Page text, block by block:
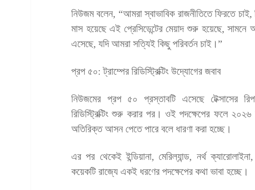
নিউজম বলেন, “আমরা স্বাভাবিক রাজনীতিতে ফিরতে
মাস হয়েছে এই প্রেসিডেন্টের মেয়াদ শুরু হয়েছে,
এসেছে, যদি আমরা সত্যিই কিছু পরিবর্তন চাই।”
প্রপ ৫০: ট্রাম্পের রিডিস্ট্রিক্টিং উদ্যোগের জবাব
নিউজমের প্রপ ৫০ প্রস্তাবটি এসেছে টেক্সাসের
রিডিস্ট্রিক্টিং শুরু করার পর। ওই পদক্ষেপের ফলে ২০২৬
অতিরিক্ত আসন পেতে পারে বলে ধারণা করা হচ্ছে।
এর পর থেকেই ইন্ডিয়ানা, মেরিল্যান্ড, নর্থ
কয়েকটি রাজ্যে একই ধরণের পদক্ষেপের কথা ভাবা হচ্ছে।